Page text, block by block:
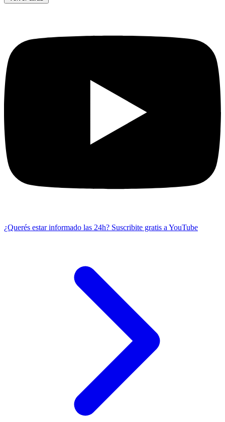
¿Querés estar informado las 24h? Suscribite gratis a YouTube